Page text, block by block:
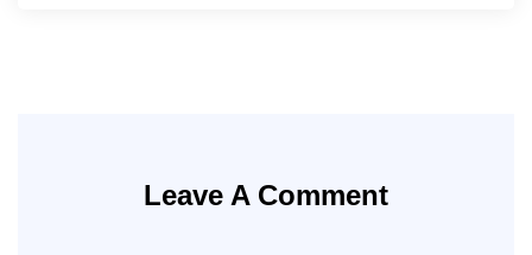
Leave A Comment